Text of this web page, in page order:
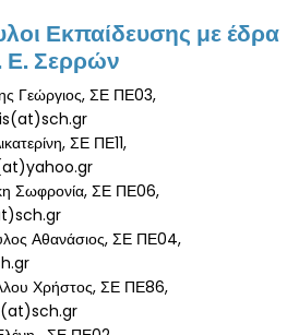
Εκπαίδευσης με έδρα
Ε. Σερρών
Γεώργιος, ΣΕ ΠΕ03,
ΣΕ ΠΕ11,
Σωφρονία, ΣΕ ΠΕ06,
Αθανάσιος, ΣΕ ΠΕ04,
Χρήστος, ΣΕ ΠΕ86,